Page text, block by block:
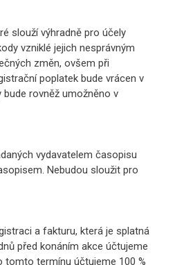
slouží výhradně pro účely
vzniklé jejich nesprávným
změn, ovšem při
poplatek bude vrácen v
rovněž umožněno v
vydavatelem časopisu
Nebudou sloužit pro
a fakturu, která je splatná
před konáním akce účtujeme
tomto termínu účtujeme 100 %